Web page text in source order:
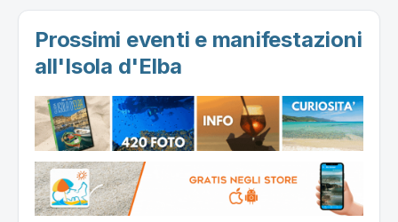
Utilità
Vacanze all'Isola d'Elba
Prossimi eventi e manifestazioni
all'Isola d'Elba